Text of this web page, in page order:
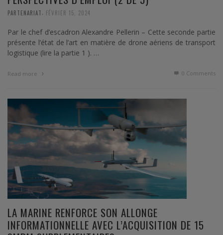
PARTENARIAT FÉVRIER 15, 2024
Par le chef d’escadron Alexandre Pellerin – Cette seconde partie
présente l’état de l’art en matière de drone aériens de transport
logistique (lire la partie 1 ). …
Read more 0 Comments
LA MARINE RENFORCE SON ALLONGE
INFORMATIONNELLE AVEC L’ACQUISITION DE 15